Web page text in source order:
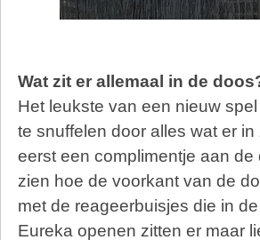
Wat zit er allemaal in de
Het leukste van een nieuw
te snuffelen door alles wat er
eerst een complimentje aan
zien hoe de voorkant van de
met de reageerbuisjes die in
Eureka openen zitten er maar